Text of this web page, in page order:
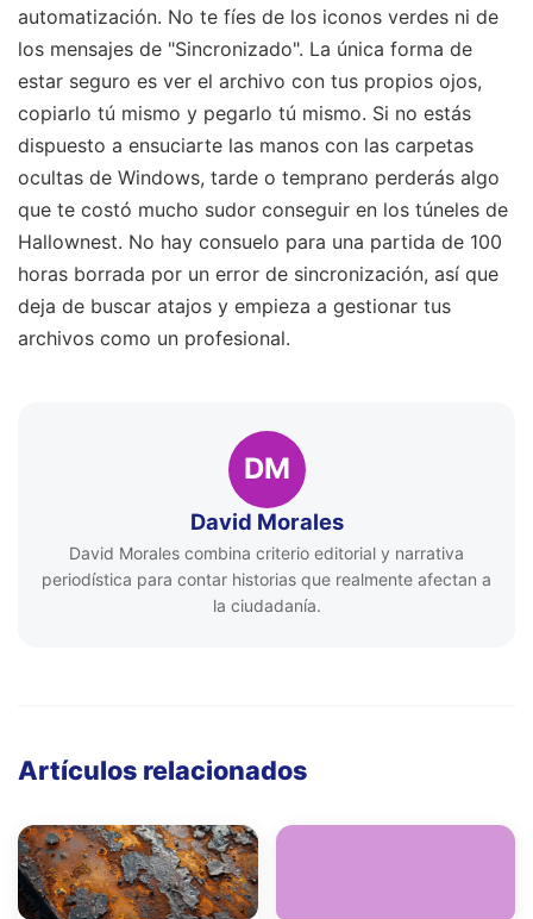
automatización. No te fíes de los iconos verdes ni de
los mensajes de "Sincronizado". La única forma de
estar seguro es ver el archivo con tus propios ojos,
copiarlo tú mismo y pegarlo tú mismo. Si no estás
dispuesto a ensuciarte las manos con las carpetas
ocultas de Windows, tarde o temprano perderás algo
que te costó mucho sudor conseguir en los túneles de
Hallownest. No hay consuelo para una partida de 100
horas borrada por un error de sincronización, así que
deja de buscar atajos y empieza a gestionar tus
archivos como un profesional.
DM
David Morales
David Morales combina criterio editorial y narrativa
periodística para contar historias que realmente afectan a
la ciudadanía.
Artículos relacionados